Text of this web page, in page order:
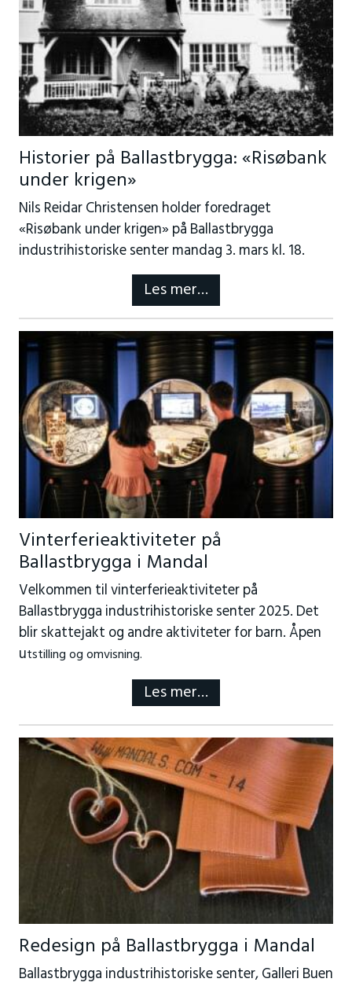
Historier på Ballastbrygga: «Risøbank
under krigen»
Nils Reidar Christensen holder foredraget
«Risøbank under krigen» på Ballastbrygga
industrihistoriske senter mandag 3. mars kl. 18.
Les mer…
Vinterferieaktiviteter på
Ballastbrygga i Mandal
Velkommen til vinterferieaktiviteter på
Ballastbrygga industrihistoriske senter 2025. Det
blir skattejakt og andre aktiviteter for barn. Åpen
utstilling og omvisning.
Les mer…
Redesign på Ballastbrygga i Mandal
Ballastbrygga industrihistoriske senter, Galleri Buen